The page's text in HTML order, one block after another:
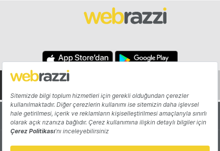
Hakkında Yazarlar
Katkıda Bulun Reklam